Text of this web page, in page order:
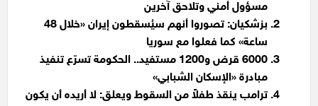
مسؤول أمني وتلاحق آخرين
بزشكيان: تصوروا أنهم سيُسقطون إيران «خلال 48
ساعة» كما فعلوا مع سوريا
6000 قرض و1200 مستفيد.. الحكومة تسرّع تنفيذ
مبادرة «الإسكان الشبابي»
ترامب ينقذ طفلاً من السقوط ويعلق: لا أريده أن يكون